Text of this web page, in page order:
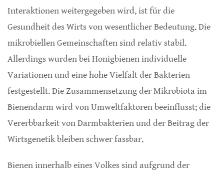
Interaktionen weitergegeben wird, ist für die
Gesundheit des Wirts von wesentlicher Bedeutung. Die
mikrobiellen Gemeinschaften sind relativ stabil.
Allerdings wurden bei Honigbienen individuelle
Variationen und eine hohe Vielfalt der Bakterien
festgestellt. Die Zusammensetzung der Mikrobiota im
Bienendarm wird von Umweltfaktoren beeinflusst; die
Vererbbarkeit von Darmbakterien und der Beitrag der
Wirtsgenetik bleiben schwer fassbar.
Bienen innerhalb eines Volkes sind aufgrund der